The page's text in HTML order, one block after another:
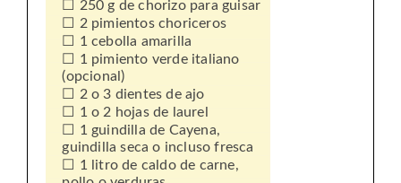
250 g de chorizo para guisar
2 pimientos choriceros
1 cebolla amarilla
1 pimiento verde italiano
(opcional)
2 o 3 dientes de ajo
1 o 2 hojas de laurel
1 guindilla de Cayena,
guindilla seca o incluso fresca
1 litro de caldo de carne,